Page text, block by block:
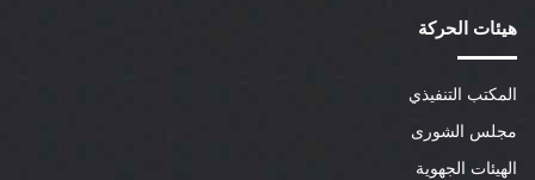
هيئات الحركة
المكتب التنفيذي
مجلس الشورى
الهيئات الجهوية